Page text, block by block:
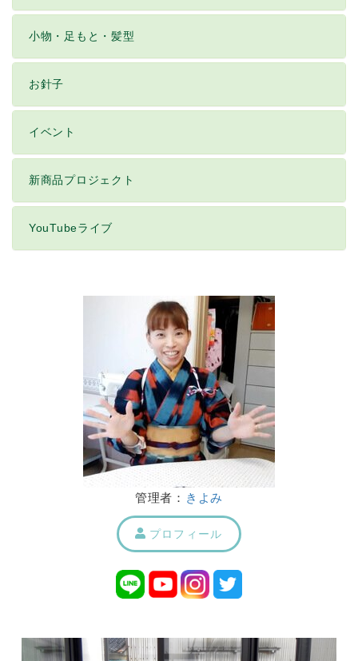
小物・足もと・髪型
お針子
イベント
新商品プロジェクト
YouTubeライブ
管理者： きよみ
プロフィール